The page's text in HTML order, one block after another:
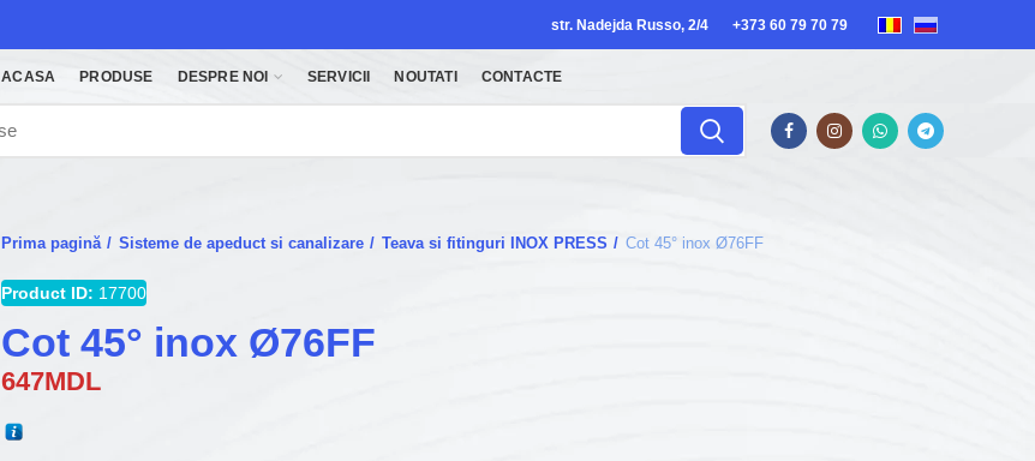
str. Nadejda Russo, 2/4 +373 60 79 70 79
ACASA PRODUSE DESPRE NOI SERVICII NOUTATI CONTACTE
Prima pagină Sisteme de apeduct si canalizare Teava si fitinguri INOX PRESS Cot 45° inox Ø76FF
Product ID: 17700
Cot 45° inox Ø76FF
647MDL